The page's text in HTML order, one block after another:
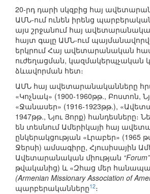
20-րդ դարի սկզբից հայ
ԱՄՆ-ում ունեն իրենց
այս շրջանում հայ
հայտ գալը ԱՄՆ-ում
երկրում Հայ ավետարանական
ուժեղացման, կազմակերպչական
ձևավորման հետ։
ԱՄՆ հայ ավետարանականները
«Կոչնակ» (1900-1960թթ., Բոստոն,
«Ջանասեր» (1916-1923թթ.),
1947թթ., Նյու Յորք) հանդեսները։
են տեսնում Ամերիկայի հայ
ընկերակցության «Լրաբեր» (1965
Ջերսի) ամսագիրը, Հյուսիսային
Ավետարանական միության “Forum”
թվականից) և «Զհաց մեր
(Armenian Missionary Association of
պարբերականները12։